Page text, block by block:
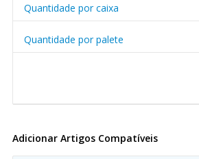
Quantidade por caixa
Quantidade por palete
Adicionar Artigos Compatíveis